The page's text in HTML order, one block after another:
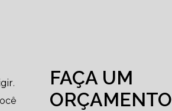
FAÇA UM
ORÇAMENTO